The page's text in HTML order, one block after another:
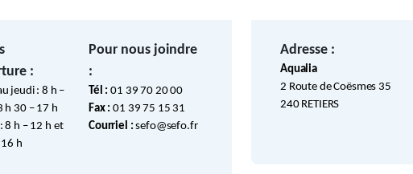
:
jeudi : 8 h –
h 30 – 17 h
8 h – 12 h et
h
Pour nous joindre
:
Tél :01 39 70 20 00
Fax :01 39 75 15 31
Courriel :sefo@sefo.fr
Adresse :
Aqualia
2 Route de Coësmes 35
240 RETIERS